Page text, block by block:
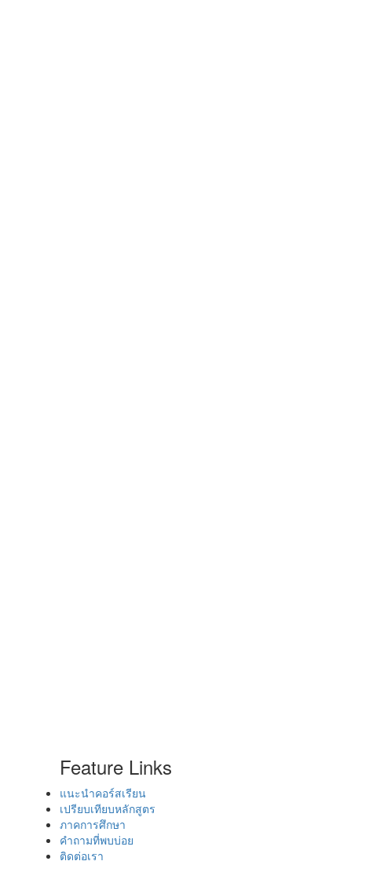
Feature Links
แนะนำคอร์สเรียน
เปรียบเทียบหลักสูตร
ภาคการศึกษา
คำถามที่พบบ่อย
ติดต่อเรา